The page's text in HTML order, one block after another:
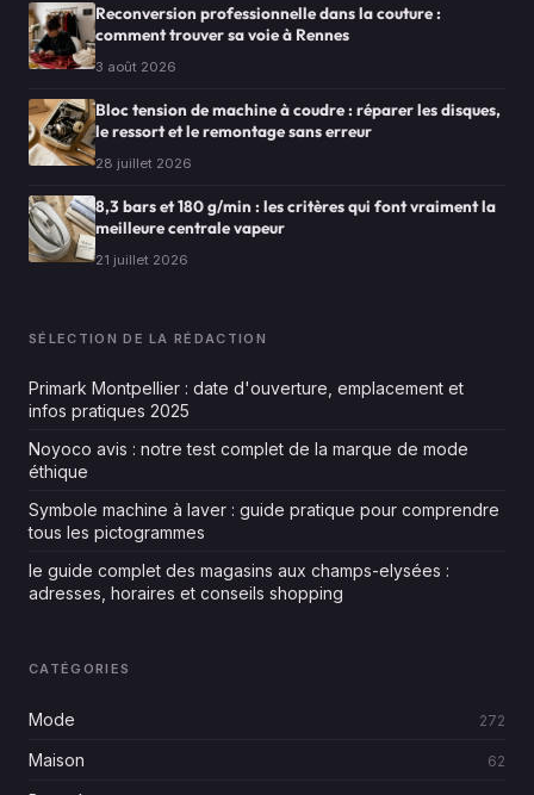
Reconversion professionnelle dans la couture :
comment trouver sa voie à Rennes
3 août 2026
Bloc tension de machine à coudre : réparer les disques,
le ressort et le remontage sans erreur
28 juillet 2026
8,3 bars et 180 g/min : les critères qui font vraiment la
meilleure centrale vapeur
21 juillet 2026
SÉLECTION DE LA RÉDACTION
Primark Montpellier : date d'ouverture, emplacement et
infos pratiques 2025
Noyoco avis : notre test complet de la marque de mode
éthique
Symbole machine à laver : guide pratique pour comprendre
tous les pictogrammes
le guide complet des magasins aux champs-elysées :
adresses, horaires et conseils shopping
CATÉGORIES
Mode 272
Maison 62